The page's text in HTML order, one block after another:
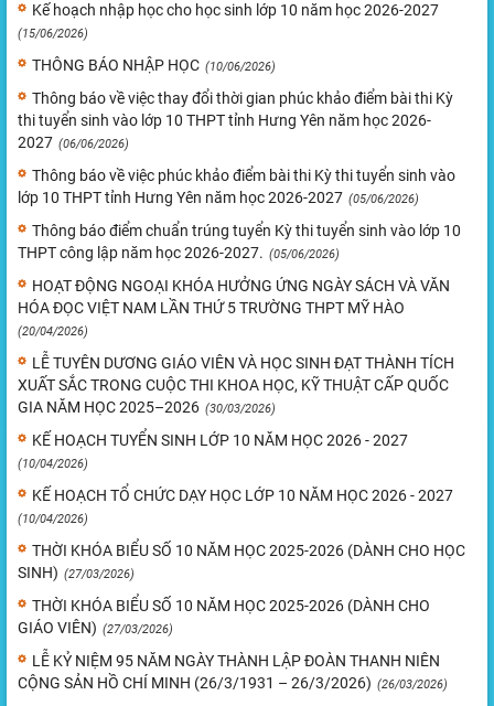
Kế hoạch nhập học cho học sinh lớp 10 năm học 2026-2027
(15/06/2026)
THÔNG BÁO NHẬP HỌC (10/06/2026)
Thông báo về việc thay đổi thời gian phúc khảo điểm bài thi Kỳ
thi tuyển sinh vào lớp 10 THPT tỉnh Hưng Yên năm học 2026-
2027 (06/06/2026)
Thông báo về việc phúc khảo điểm bài thi Kỳ thi tuyển sinh vào
lớp 10 THPT tỉnh Hưng Yên năm học 2026-2027 (05/06/2026)
Thông báo điểm chuẩn trúng tuyển Kỳ thi tuyển sinh vào lớp 10
THPT công lập năm học 2026-2027. (05/06/2026)
HOẠT ĐỘNG NGOẠI KHÓA HƯỞNG ỨNG NGÀY SÁCH VÀ VĂN
HÓA ĐỌC VIỆT NAM LẦN THỨ 5 TRƯỜNG THPT MỸ HÀO
(20/04/2026)
LỄ TUYÊN DƯƠNG GIÁO VIÊN VÀ HỌC SINH ĐẠT THÀNH TÍCH
XUẤT SẮC TRONG CUỘC THI KHOA HỌC, KỸ THUẬT CẤP QUỐC
GIA NĂM HỌC 2025–2026 (30/03/2026)
KẾ HOẠCH TUYỂN SINH LỚP 10 NĂM HỌC 2026 - 2027
(10/04/2026)
KẾ HOẠCH TỔ CHỨC DẠY HỌC LỚP 10 NĂM HỌC 2026 - 2027
(10/04/2026)
THỜI KHÓA BIỂU SỐ 10 NĂM HỌC 2025-2026 (DÀNH CHO HỌC
SINH) (27/03/2026)
THỜI KHÓA BIỂU SỐ 10 NĂM HỌC 2025-2026 (DÀNH CHO
GIÁO VIÊN) (27/03/2026)
LỄ KỶ NIỆM 95 NĂM NGÀY THÀNH LẬP ĐOÀN THANH NIÊN
CỘNG SẢN HỒ CHÍ MINH (26/3/1931 – 26/3/2026) (26/03/2026)